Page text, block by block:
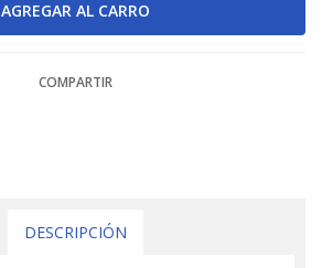
COMPARTIR
DESCRIPCIÓN